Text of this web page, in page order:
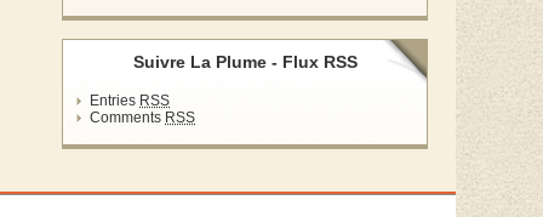
Suivre La Plume - Flux RSS
Entries RSS
Comments RSS